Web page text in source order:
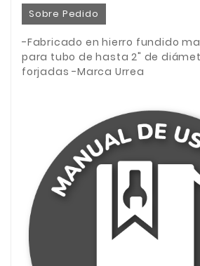
Sobre Pedido
-Fabricado en hierro fundido
para tubo de hasta 2" de
forjadas -Marca Urrea